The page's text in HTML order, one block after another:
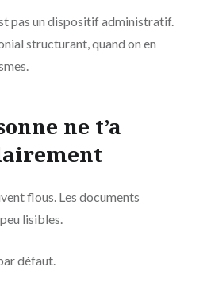
pas un dispositif administratif.
structurant, quand on en
ne t’a
flous. Les documents
lisibles.
défaut.